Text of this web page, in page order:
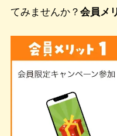
てみませんか？ 会員メ